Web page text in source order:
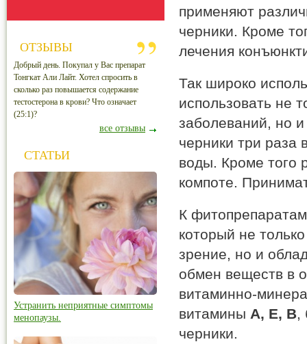
применяют
черники. Кроме
лечения
Так широко
использовать не
заболеваний, но
черники три раза
воды. Кроме того
компоте.
К
который не
зрение, но и
обмен веществ в
витаминно-
витамины А, Е, В,
черники.
ОТЗЫВЫ
Добрый день. Покупал у Вас препарат
Тонгкат Али Лайт. Хотел спросить в
сколько раз повышается содержание
тестостерона в крови? Что означает
(25:1)?
все отзывы
СТАТЬИ
Устранить неприятные симптомы
менопаузы.